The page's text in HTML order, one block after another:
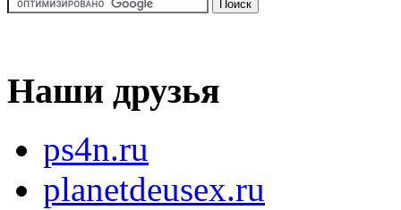
Наши друзья
ps4n.ru
planetdeusex.ru